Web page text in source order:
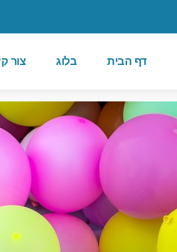
דף הבית בלוג צור